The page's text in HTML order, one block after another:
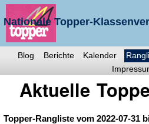
Nationale Topper-
e.V.
Blog Berichte Kalender
Aktuelle
Topper-Rangliste vom 2022-07-31